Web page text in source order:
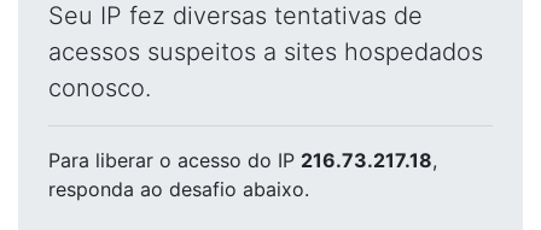
Seu IP fez diversas tentativas de
acessos suspeitos a sites hospedados
conosco.
Para liberar o acesso do IP 216.73.217.18,
responda ao desafio abaixo.